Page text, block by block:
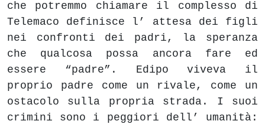
che potremmo chiamare il complesso di
Telemaco definisce l’ attesa dei figli
nei confronti dei padri, la speranza
che qualcosa possa ancora fare ed
essere “padre”. Edipo viveva il
proprio padre come un rivale, come un
ostacolo sulla propria strada. I suoi
crimini sono i peggiori dell’ umanità: